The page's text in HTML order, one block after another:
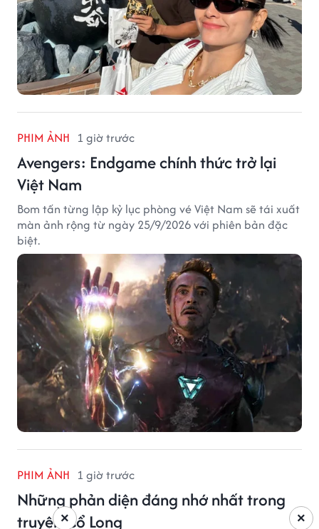
PHIM ẢNH 1 giờ trước
Avengers: Endgame chính thức trở lại
Việt Nam
Bom tấn từng lập kỷ lục phòng vé Việt Nam sẽ tái xuất
màn ảnh rộng từ ngày 25/9/2026 với phiên bản đặc
biệt.
PHIM ẢNH 1 giờ trước
Những phản diện đáng nhớ nhất trong
truyện Cổ Long
×
×